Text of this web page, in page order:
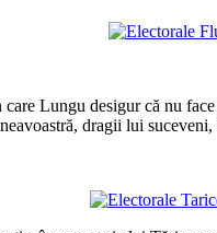
Lungu desigur că nu
dragii lui